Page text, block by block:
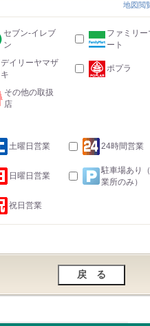
地図閲
セブン-イレブ
ン
ファミリー
ート
デイリーヤマザ
キ
ポプラ
その他の取扱
店
土曜日営業 24時間営業
日曜日営業
駐車場あり
業所のみ）
祝日営業